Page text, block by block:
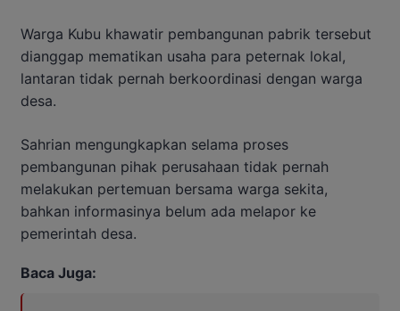
Warga Kubu khawatir pembangunan pabrik tersebut
dianggap mematikan usaha para peternak lokal,
lantaran tidak pernah berkoordinasi dengan warga
desa.
Sahrian mengungkapkan selama proses
pembangunan pihak perusahaan tidak pernah
melakukan pertemuan bersama warga sekita,
bahkan informasinya belum ada melapor ke
pemerintah desa.
Baca Juga: